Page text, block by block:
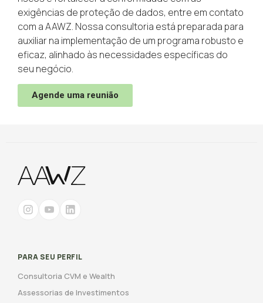
exigências de proteção de dados, entre em contato
com a AAWZ. Nossa consultoria está preparada para
auxiliar na implementação de um programa robusto e
eficaz, alinhado às necessidades específicas do
seu negócio.
Agende uma reunião
PARA SEU PERFIL
Consultoria CVM e Wealth
Assessorias de Investimentos